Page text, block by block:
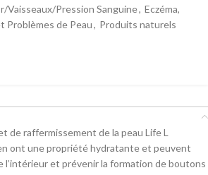
Vaisseaux/Pression Sanguine, Eczéma,
Problèmes de Peau, Produits naturels
de raffermissement de la peau Life L
ont une propriété hydratante et peuvent
l’intérieur et prévenir la formation de boutons